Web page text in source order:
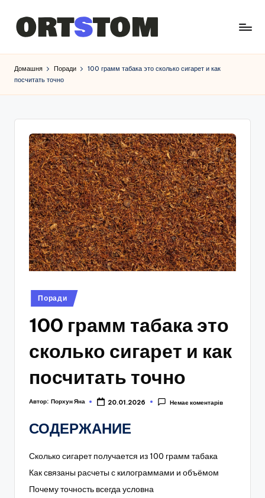
Домашня Поради
100 грамм табака это сколько сигарет и как
посчитать точно
Опубліковано
у
Поради
100 грамм табака это
сколько сигарет и как
посчитать точно
Автор: Порхун Яна 20.01.2026 Немає коментарів
СОДЕРЖАНИЕ
Сколько сигарет получается из 100 грамм табака
Как связаны расчеты с килограммами и объёмом
Почему точность всегда условна